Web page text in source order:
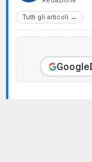
Tutti gli articoli →
Google